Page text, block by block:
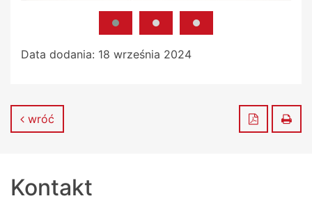
Data dodania: 18 września 2024
wróć Zapisz do
Kontakt